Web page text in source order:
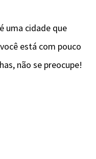
uma cidade que
está com pouco
não se preocupe!